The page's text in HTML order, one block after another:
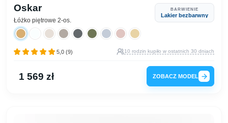
Oskar
Łóżko piętrowe 2-os.
BARWIENIE
Lakier bezbarwny
5,0 (9) 10 rodzin kupiło w ostatnich 30 dniach
1 569 zł ZOBACZ MODEL